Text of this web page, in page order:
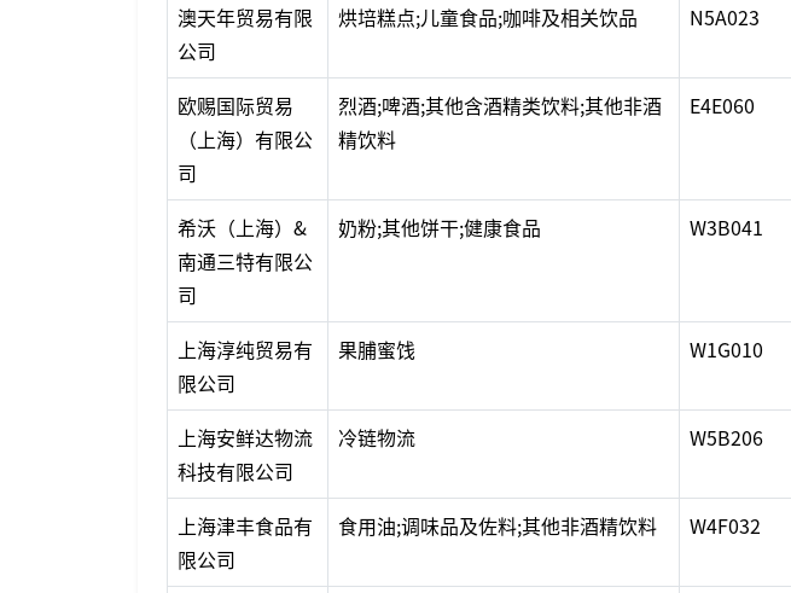
澳天年贸易有限
公司
烘培糕点;儿童食品;咖啡及相关饮品 N5A023
欧赐国际贸易
（上海）有限公
司
烈酒;啤酒;其他含酒精类饮料;其他非酒
精饮料
E4E060
希沃（上海）&
南通三特有限公
司
奶粉;其他饼干;健康食品 W3B041
上海淳纯贸易有
限公司
果脯蜜饯 W1G010
上海安鲜达物流
科技有限公司
冷链物流 W5B206
上海津丰食品有
限公司
食用油;调味品及佐料;其他非酒精饮料 W4F032